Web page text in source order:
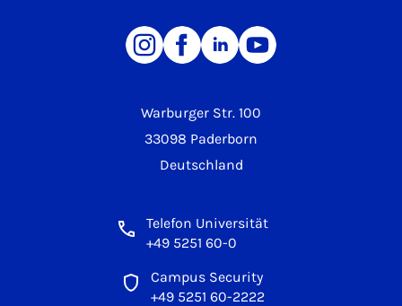
Warburger Str. 100
33098 Paderborn
Deutschland
Telefon Universität
+49 5251 60-0
Campus Security
+49 5251 60-2222